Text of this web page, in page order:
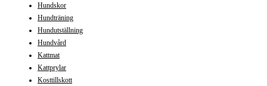
Hundskor
Hundträning
Hundutställning
Hundvård
Kattmat
Kattprylar
Kosttillskott